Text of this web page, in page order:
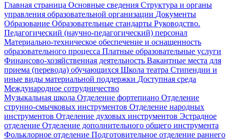
Главная страница Основные сведения Структура и органы
управления образовательной организации Документы
Образование Образовательные стандарты Руководство.
Педагогический (научно-педагогический) персонал
Материально-техническое обеспечение и оснащенность
образовательного процесса Платные образовательные услуги
Финансово-хозяйственная деятельность Вакантные места для
приема (перевода) обучающихся Школа театра Стипендии и
иные виды материальной поддержки Доступная среда
Международное сотрудничество
Музыкальная школа Отделение фортепиано Отделение
струнно-смычковых инструментов Отделение народных
инструментов Отделение духовых инструментов Эстрадное
отделение Отделение дополнительного общего инструмента
Фольклорное отделение Подготовительное отделение раннего